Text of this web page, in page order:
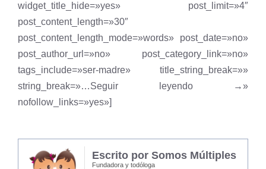
widget_title_hide=»yes» post_limit=»4″
post_content_length=»30″
post_content_length_mode=»words» post_date=»no»
post_author_url=»no» post_category_link=»no»
tags_include=»ser-madre» title_string_break=»»
string_break=»…Seguir leyendo →»
nofollow_links=»yes»]
Escrito por Somos Múltiples
Fundadora y todóloga